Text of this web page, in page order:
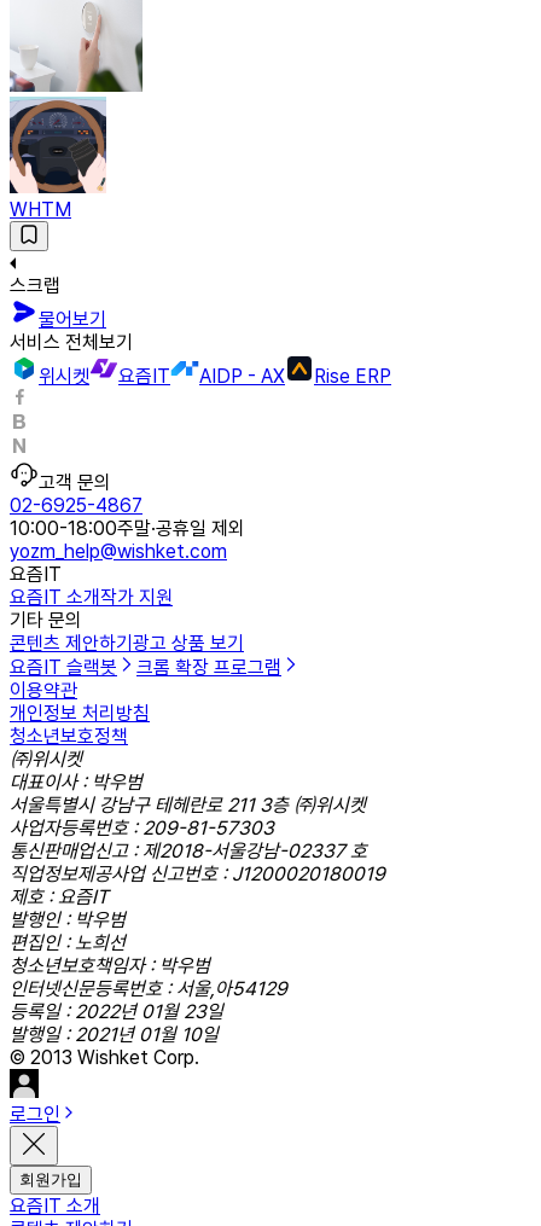
WHTM
스크랩
물어보기
서비스 전체보기
위시켓
요즘IT AIDP - AX Rise ERP
고객 문의
02-6925-4867
10:00-18:00주말·공휴일 제외
yozm_help@wishket.com
요즘IT
요즘IT 소개작가 지원
기타 문의
콘텐츠 제안하기 광고 상품 보기
요즘IT 슬랙봇
크롬 확장 프로그램
이용약관
개인정보 처리방침
청소년보호정책
㈜위시켓
대표이사 : 박우범
서울특별시 강남구 테헤란로 211 3층 ㈜위시켓
사업자등록번호 : 209-81-57303
통신판매업신고 : 제2018-서울강남-02337 호
직업정보제공사업 신고번호 : J1200020180019
제호 : 요즘IT
발행인 : 박우범
편집인 : 노희선
청소년보호책임자 : 박우범
인터넷신문등록번호 : 서울,아54129
등록일 : 2022년 01월 23일
발행일 : 2021년 01월 10일
© 2013 Wishket Corp.
로그인
회원가입
요즘IT 소개